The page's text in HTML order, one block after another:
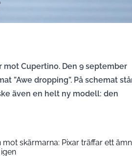
Cupertino. Den 9 september
”Awe dropping”. På schemat
även en helt ny modell: den
skärmarna: Pixar träffar ett